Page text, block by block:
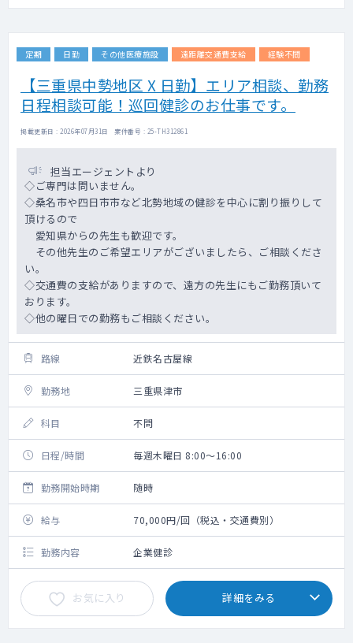
定期 日勤 その他医療施設 遠距離交通費支給 経験不問
【三重県中勢地区 X 日勤】エリア相談、勤務
日程相談可能！巡回健診のお仕事です。
掲載更新日 : 2026年07月31日 案件番号 : 25-TH312861
担当エージェントより
◇ご専門は問いません。
◇桑名市や四日市市など北勢地域の健診を中心に割り振りして
頂けるので
愛知県からの先生も歓迎です。
その他先生のご希望エリアがございましたら、ご相談くださ
い。
◇交通費の支給がありますので、遠方の先生にもご勤務頂いて
おります。
◇他の曜日での勤務もご相談ください。
路線 近鉄名古屋線
勤務地 三重県津市
科目 不問
日程/時間 毎週木曜日 8:00～16:00
勤務開始時期 随時
給与 70,000円/回（税込・交通費別）
勤務内容 企業健診
お気に入り 詳細をみる